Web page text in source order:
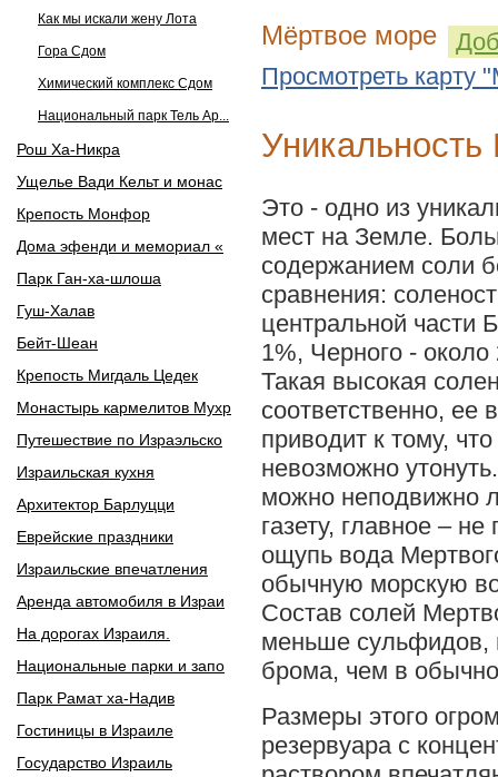
Как мы искали жену Лота
Гора Сдом
Химический комплекс Сдом
Национальный парк Тель Ар...
Рош Ха-Никра
Ущелье Вади Кельт и монас
Крепость Монфор
Дома эфенди и мемориал «
Парк Ган-ха-шлоша
Гуш-Халав
Бейт-Шеан
Крепость Мигдаль Цедек
Монастырь кармелитов Мухр
Путешествие по Израэльско
Израильская кухня
Архитектор Барлуцци
Еврейские праздники
Израильские впечатления
Аренда автомобиля в Израи
На дорогах Израиля.
Национальные парки и запо
Парк Рамат ха-Надив
Гостиницы в Израиле
Государство Израиль
Мёртвое море
Просмотреть карту
Это - одно из
мест на Земле.
содержанием соли
сравнения:
центральной части
1%, Черного -
Такая высокая
соответственно, ее
приводит к тому,
невозможно
можно неподвижно
газету, главное –
ощупь вода
обычную морскую
Состав солей
меньше сульфидов,
брома, чем в
Размеры этого
резервуара с